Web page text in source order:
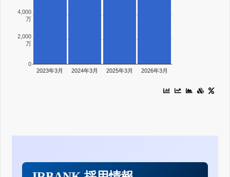
2023年3月 2024年3月 2025年3月 2026年3月
0
2,000
万
4,000
万